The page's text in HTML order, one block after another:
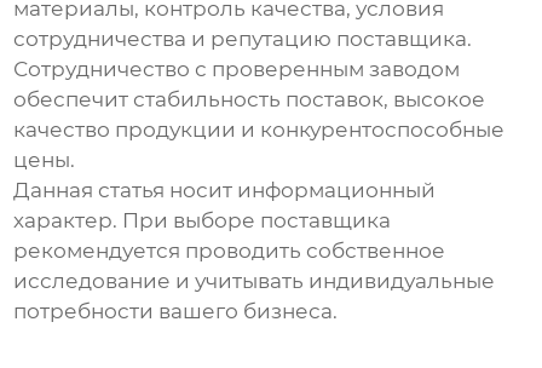
материалы, контроль качества, условия
сотрудничества и репутацию поставщика.
Сотрудничество с проверенным заводом
обеспечит стабильность поставок, высокое
качество продукции и конкурентоспособные
цены.
Данная статья носит информационный
характер. При выборе поставщика
рекомендуется проводить собственное
исследование и учитывать индивидуальные
потребности вашего бизнеса.